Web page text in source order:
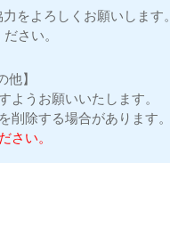
をよろしくお願いします。
さい。
他】
ようお願いいたします。
除する場合があります。
さい。